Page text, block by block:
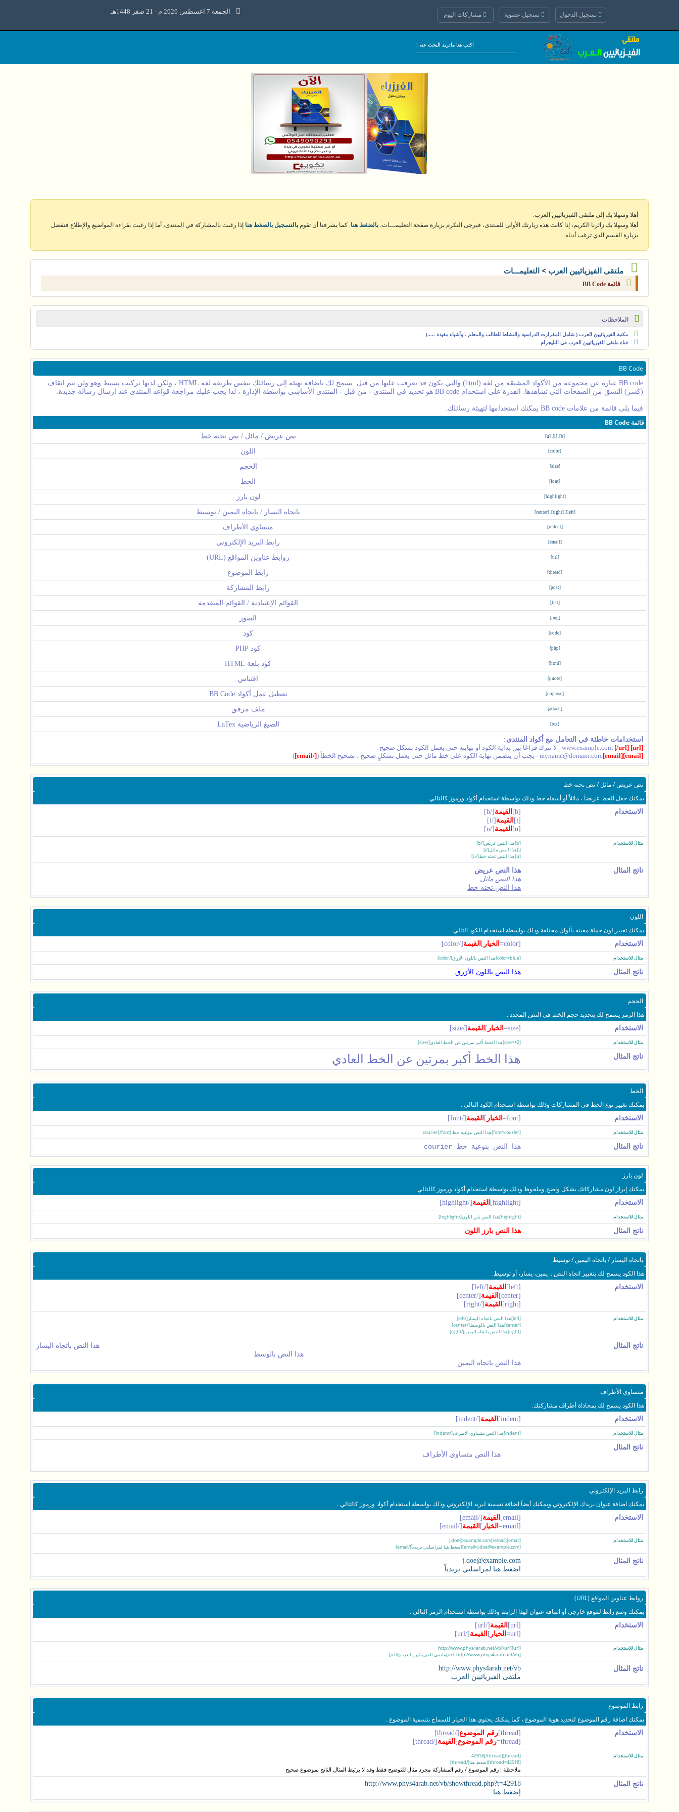
تسجيل الدخول تسجيل عضوية مشاركات اليوم الجمعة 7 اغسطس 2026 م - 21 صفر 1448هـ
أهلا وسهلا بك إلى ملتقى الفيزيائيين العرب.
أهلا وسهلا بك زائرنا الكريم، إذا كانت هذه زيارتك الأولى للمنتدى، فيرجى التكرم بزيارة صفحة التعليمـــات، بالضغط هنا . كما يشرفنا أن تقوم بالتسجيل بالضغط هنا إذا رغبت بالمشاركة في المنتدى، أما إذا رغبت بقراءة المواضيع والإطلاع فتفضل
بزيارة القسم الذي ترغب أدناه.
ملتقى الفيزيائيين العرب > التعليمـــات
قائمة BB Code
الملاحظات
مكتبة الفيزيائيين العرب ( شامل المقرارت الدراسية والنشاط للطالب والمعلم ، وأشياء مفيدة .....)
قناة ملتقى الفيزيائيين العرب في التليجرام
BB Code
BB code عبارة عن مجموعة من الأكواد المشتقة من لغة (html) والتي تكون قد تعرفت عليها من قبل .تسمح لك باضافة تهيئة إلى رسائلك بنفس طريقة لغة HTML ، ولكن لديها تركيب بسيط وهو ولن يتم ايقاف
(كسر) النسق من الصفحات التي تشاهدها. القدرة على استخدام BB code هو تحديد في المنتدى - من قبل - المنتدى الأساسي بواسطة الإدارة ، لذا يجب عليك مراجعة قواعد المنتدى عند ارسال رسالة جديدة.
فيما يلى قائمة من علامات BB code يمكنك استخدامها لتهيئة رسائلك.
قائمة BB Code
[b]
,
[i]
,
[u] نص عريض / مائل / نص تحته خط
[color] اللون
[size] الحجم
[font] الخط
[highlight] لون بارز
[left]
,
[right]
,
[center] باتجاه اليسار / باتجاه اليمين / توسيط
[indent] متساوي الأطراف
[email] رابط البريد الإلكتروني
[url] روابط عناوين المواقع (URL)
[thread] رابط الموضوع
[post] رابط المشاركة
[list] القوائم الإعتيادية / القوائم المتقدمة
[img] الصور
[code] كود
[php] كود PHP
[html] كود بلغة HTML
[quote] اقتباس
[noparse] تعطيل عمل أكواد BB Code
[attach] ملف مرفق
[tex]
الصيغ الرياضية LaTex
استخدامات خاطئة في التعامل مع أكواد المنتدى:
[url]
[/url]
- لا تترك فراغآ بين بداية الكود أو نهايته حتى يعمل الكود بشكل صحيح .
[email]
myname@domain.com[email] - يجب أن يتضمن نهاية الكود على خط مائل حتى يعمل بشكلٍ صحيح ، تصحيح الخطأ ([/email]
)
نص عريض / مائل / نص تحته خط
يمكنك جعل الخط عريضآ ، مائلاً أو أسفله خط وذلك بواسطة استخدام أكواد ورموز كالتالي .
الاستخدام [b] القيمة [/b]
[i]
القيمة [/i]
[u]
القيمة [/u]
مثال للاستخدام
[b]هذا النص عريض[/b]
[i]هذا النص مائل[/i]
[u]هذا النص تحته خط[/u]
ناتج المثال
هذا النص عريض
هذا النص مائل
هذا النص تحته خط
اللون
يمكنك تغيير لون جملة معينه بألوان مختلفة وذلك بواسطة استخدام الكود التالي .
الاستخدام [color= الخيار ] القيمة [/color]
مثال للاستخدام [color=blue]هذا النص باللون الأزرق[/color]
ناتج المثال هذا النص باللون الأزرق
الحجم
هذا الرمز يسمح لك بتحديد حجم الخط في النص المحدد .
الاستخدام [size= الخيار ] القيمة [/size]
مثال للاستخدام [size=+2]هذا الخط أكبر بمرتين عن الخط العادي[/size]
ناتج المثال هذا الخط أكبر بمرتين عن الخط العادي
الخط
يمكنك تغيير نوع الخط في المشاركات وذلك بواسطة استخدام الكود التالي .
الاستخدام [font= الخيار ] القيمة [/font]
مثال للاستخدام [font=courier]هذا النص بنوعية خط courier[/font]
ناتج المثال هذا النص بنوعية خط courier
لون بارز
يمكنك إبراز لون مشاركاتك بشكل واضح وملحوظ وذلك بواسطة استخدام أكواد ورموز كالتالي .
الاستخدام [highlight] القيمة [/highlight]
مثال للاستخدام [highlight]هذا النص بارز اللون[/highlight]
ناتج المثال هذا النص بارز اللون
باتجاه اليسار / باتجاه اليمين / توسيط
هذا الكود يسمح لك بتغيير اتجاه النص .. يمين، يسار، أو توسيط.
الاستخدام [left] القيمة [/left]
[center]
القيمة [/center]
[right]
القيمة [/right]
مثال للاستخدام
[left]هذا النص باتجاه اليسار[/left]
[center]هذا النص بالوسط[/center]
[right]هذا النص باتجاه اليمين[/right]
ناتج المثال
هذا النص باتجاه اليسار
هذا النص بالوسط
هذا النص باتجاه اليمين
متساوي الأطراف
هذا الكود يسمح لك بمحاذاة أطراف مشاركتك.
الاستخدام [indent] القيمة [/indent]
مثال للاستخدام [indent]هذا النص متساوي الأطراف[/indent]
ناتج المثال
هذا النص متساوي الأطراف
رابط البريد الإلكتروني
يمكنك اضافة عنوان بريدك الإلكتروني ويمكنك أيضآ اضافة تسمية لبريد الإلكتروني وذلك بواسطة استخدام أكواد ورموز كالتالي .
الاستخدام [email] القيمة [/email]
[email=
الخيار ] القيمة [/email]
مثال للاستخدام
[email]j.doe@example.com[/email]
[email=j.doe@example.com]اضغط هنا لمراسلتي بريدياً[/email]
ناتج المثال
j.doe@example.com
اضغط هنا لمراسلتي بريدياً
روابط عناوين المواقع (URL)
يمكنك وضع رابط لموقع خارجي أو اضافة عنوان لهذا الرابط وذلك بواسطة استخدام الرمز التالي .
الاستخدام [url] القيمة [/url]
[url=
الخيار ] القيمة [/url]
مثال للاستخدام
[url]http://www.phys4arab.net/vb[/url]
[url=http://www.phys4arab.net/vb]ملتقى الفيزيائيين العرب[/url]
ناتج المثال
http://www.phys4arab.net/vb
ملتقى الفيزيائيين العرب
رابط الموضوع
يمكنك اضافة رقم الموضوع لتحديد هوية الموضوع ، كما يمكنك يحتوي هذا الخيار للسماح بتسمية الموضوع .
الاستخدام [thread] رقم الموضوع[/thread]
[thread=
رقم الموضوع] القيمة [/thread]
مثال للاستخدام
[thread]42918[/thread]
[thread=42918]إضغط هنا[/thread]
ملاحظة : رقم الموضوع / رقم المشاركة مجرد مثال للتوضيح فقط وقد لا يرتبط المثال الناتج بموضوع صحيح
ناتج المثال
http://www.phys4arab.net/vb/showthread.php?t=42918
إضغط هنا